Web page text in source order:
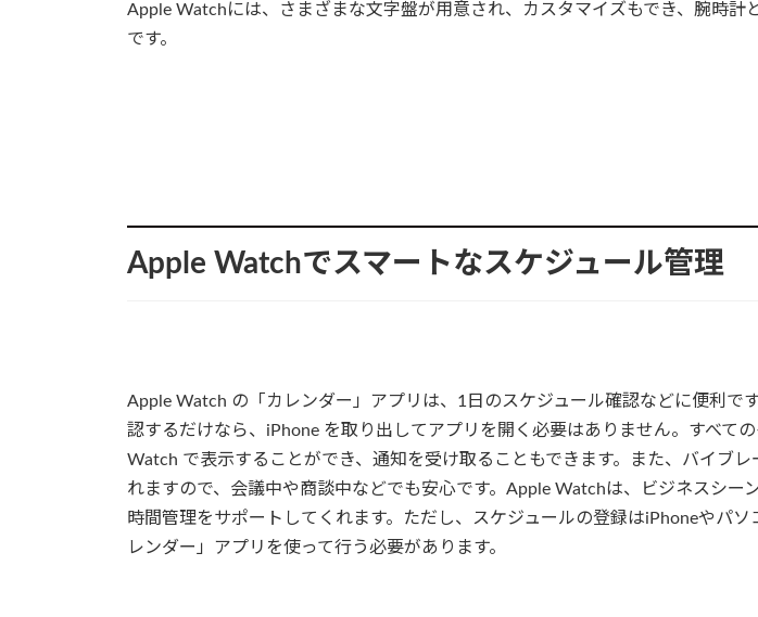
Apple Watchには、さまざまな文字盤が用意され、カスタマイズもでき、腕時計
です。
Apple Watchでスマートなスケジュール管理
Apple Watch の「カレンダー」アプリは、1日のスケジュール確認などに便利で
認するだけなら、iPhone を取り出してアプリを開く必要はありません。すべて
Watch で表示することができ、通知を受け取ることもできます。また、バイブレ
れますので、会議中や商談中などでも安心です。Apple Watchは、ビジネスシー
時間管理をサポートしてくれます。ただし、スケジュールの登録はiPhoneやパソ
レンダー」アプリを使って行う必要があります。